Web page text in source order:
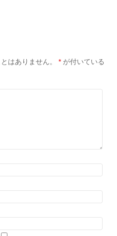
はありません。 * が付いている